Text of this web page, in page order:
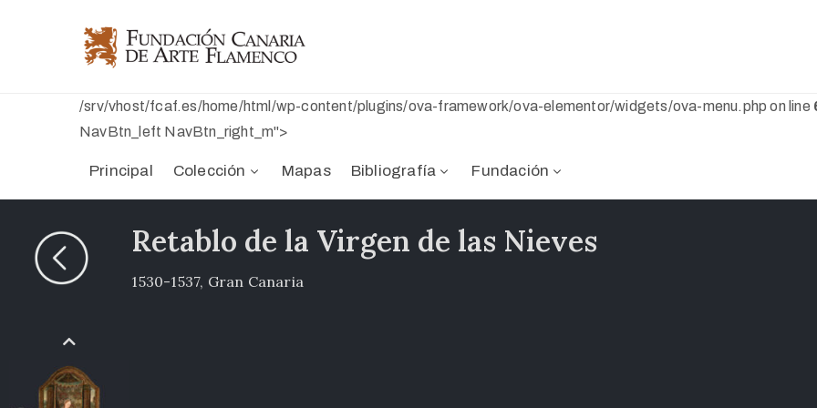
/srv/vhost/fcaf.es/home/html/wp-content/plugins/ova-framework/ova-elementor/widgets/ova-menu.php on line
NavBtn_left NavBtn_right_m">
Principal Colección Mapas Bibliografía Fundación
Retablo de la Virgen de las Nieves
1530-1537, Gran Canaria